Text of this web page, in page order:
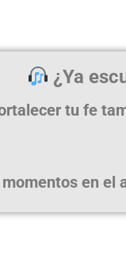
¿Ya
tu fe
en el